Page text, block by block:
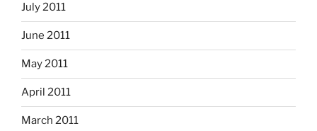
July 2011
June 2011
May 2011
April 2011
March 2011